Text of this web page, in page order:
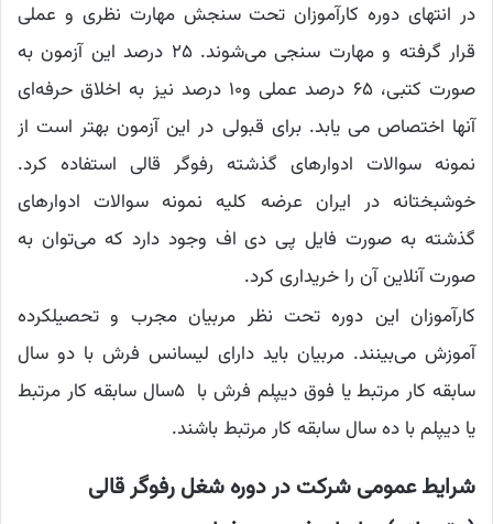
در انتهای دوره کارآموزان تحت سنجش مهارت نظری و عملی
قرار گرفته و مهارت سنجی می‌شوند. ۲۵ درصد این آزمون به
صورت کتبی، ۶۵ درصد عملی و‌۱۰ درصد نیز به اخلاق حرفه‌ای
آنها اختصاص می یابد. برای قبولی در این آزمون بهتر است از
نمونه سوالات ادوارهای گذشته رفوگر قالی استفاده کرد.
خوشبختانه در ایران عرضه کلیه نمونه سوالات ادوارهای
گذشته به صورت فایل پی دی اف وجود دارد که می‌توان به
صورت آنلاین آن را خریداری کرد.
کارآموزان این دوره تحت نظر مربیان مجرب و تحصیلکرده
آموزش می‌بینند. مربیان باید دارای لیسانس فرش با دو سال
سابقه کار مرتبط یا فوق دیپلم فرش با ۵سال سابقه کار مرتبط
یا دیپلم با ده سال سابقه کار مرتبط باشند.
شرایط عمومی شرکت در دوره شغل رفوگر قالی